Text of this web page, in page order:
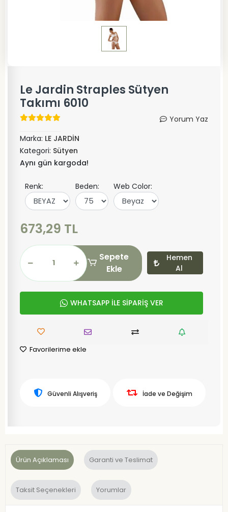
Le Jardin Straples Sütyen
Takımı 6010
Yorum Yaz
Marka: LE JARDİN
Kategori: Sütyen
Aynı gün kargoda!
Renk: Beden: Web Color:
673,29 TL
Sepete
Ekle
Hemen
Al
WHATSAPP İLE SİPARİŞ VER
Favorilerime ekle
Güvenli Alışveriş İade ve Değişim
Ürün Açıklaması Garanti ve Teslimat
Taksit Seçenekleri Yorumlar